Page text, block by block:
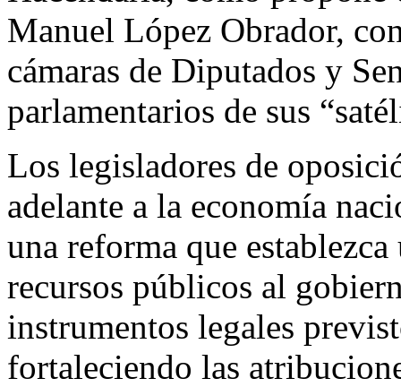
Manuel López Obrador,
cámaras de Diputados y
parlamentarios de sus
Los legisladores de
adelante a la economía
una reforma que
recursos públicos al
instrumentos legales
fortaleciendo las